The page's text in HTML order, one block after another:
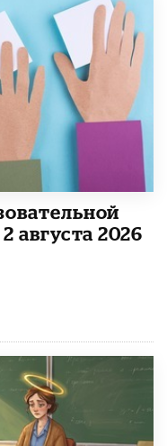
августа 2026